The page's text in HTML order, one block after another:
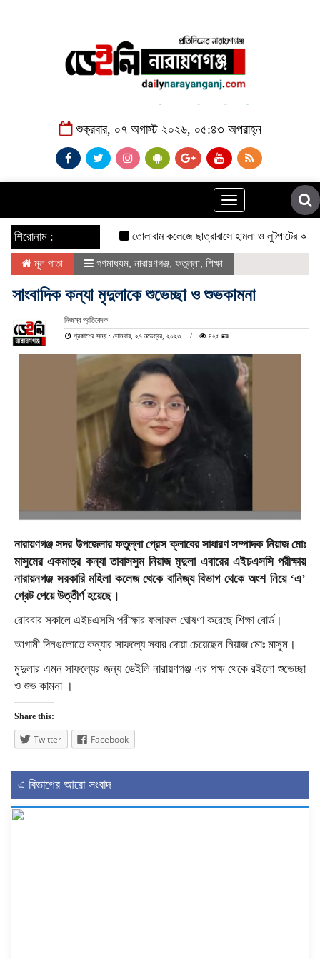
শুক্রবার, ০৭ অগাস্ট ২০২৬, ০৫:৪৩ অপরাহ্ন
Toggle
navigation
শিরোনাম : তোলারাম কলেজে ছাত্রাবাসে হামলা ও লুটপাটের অভিযোগ
মূল পাতা গণমাধ্যম, নারায়ণগঞ্জ, ফতুল্লা, শিক্ষা
সাংবাদিক কন্যা মৃদুলাকে শুভেচ্ছা ও শুভকামনা
নিজস্ব প্রতিবেদক
প্রকাশের সময় : সোমবার, ২৭ নভেম্বর, ২০২৩ ৪২৫ 🪪
নারায়ণগঞ্জ সদর উপজেলার ফতুল্লা প্রেস ক্লাবের সাধারণ সম্পাদক নিয়াজ মোঃ
মাসুমের একমাত্র কন্যা তাবাসসুম নিয়াজ মৃদুলা এবারের এইচএসসি পরীক্ষায়
নারায়নগঞ্জ সরকারি মহিলা কলেজ থেকে বানিজ্য বিভাগ থেকে অংশ নিয়ে ‘এ’
গ্রেট পেয়ে উত্তীর্ণ হয়েছে।
রোববার সকালে এইচএসসি পরীক্ষার ফলাফল ঘোষণা করেছে শিক্ষা বোর্ড।
আগামী দিনগুলোতে কন্যার সাফল্যে সবার দোয়া চেয়েছেন নিয়াজ মোঃ মাসুম।
মৃদুলার এমন সাফল্যের জন্য ডেইলি নারায়ণগঞ্জ এর পক্ষ থেকে রইলো শুভেচ্ছা
ও শুভ কামনা ।
Share this:
Twitter Facebook
এ বিভাগের আরো সংবাদ